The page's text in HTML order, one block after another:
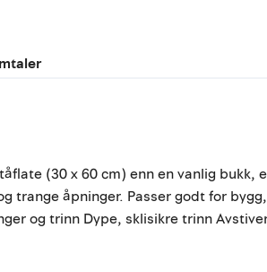
(30 x 60 cm) enn en vanlig bukk,
åpninger. Passer godt for
og trinn Dype, sklisikre trinn